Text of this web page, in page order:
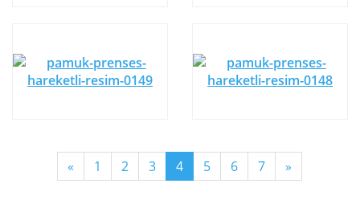
« 1 2 3 4 5 6 7 »